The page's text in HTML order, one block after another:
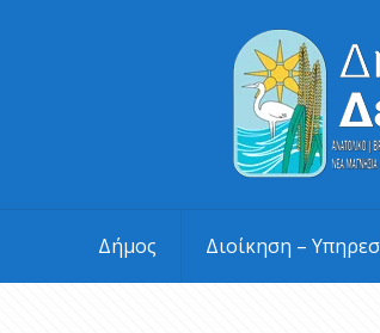
Δήμος Διοίκηση –